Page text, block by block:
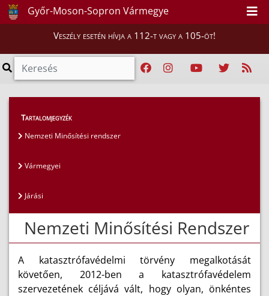
Győr-Moson-Sopron Vármegye
Veszély esetén hívja a 112-t vagy a 105-öt!
Magunkról
Nemzeti Minősítési rendszer
Tartalomjegyzék
Nemzeti Minősítési rendszer
Vármegyei
Járási
Nemzeti Minősítési Rendszer
A katasztrófavédelmi törvény megalkotását
követően, 2012-ben a katasztrófavédelem
szervezetének céljává vált, hogy olyan, önkéntes